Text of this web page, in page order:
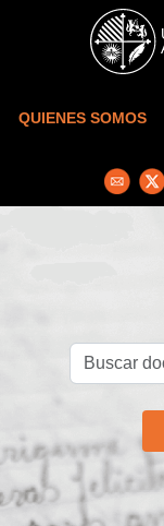
Skip to main content
QUIENES SOMOS